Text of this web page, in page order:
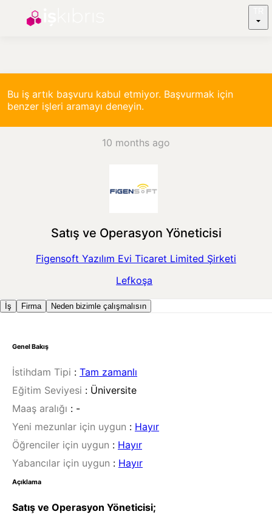
Bu iş artık başvuru kabul etmiyor. Başvurmak için
benzer işleri aramayı deneyin.
10 months ago
Satış ve Operasyon Yöneticisi
Figensoft Yazılım Evi Ticaret Limited Şirketi
Lefkoşa
İş Firma Neden bizimle çalışmalısın
Genel Bakış
İstihdam Tipi : Tam zamanlı
Eğitim Seviyesi : Üniversite
Maaş aralığı : -
Yeni mezunlar için uygun : Hayır
Öğrenciler için uygun : Hayır
Yabancılar için uygun : Hayır
Açıklama
Satış ve Operasyon Yöneticisi;